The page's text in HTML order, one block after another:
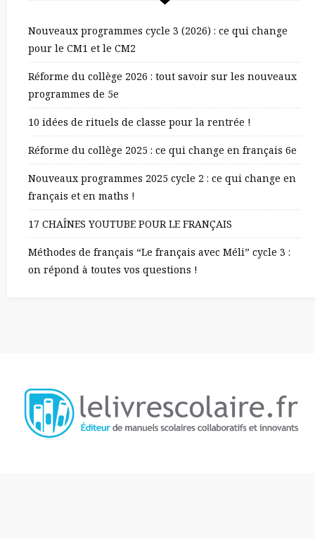
Nouveaux programmes cycle 3 (2026) : ce qui change
pour le CM1 et le CM2
Réforme du collège 2026 : tout savoir sur les nouveaux
programmes de 5e
10 idées de rituels de classe pour la rentrée !
Réforme du collège 2025 : ce qui change en français 6e
Nouveaux programmes 2025 cycle 2 : ce qui change en
français et en maths !
17 CHAÎNES YOUTUBE POUR LE FRANÇAIS
Méthodes de français “Le français avec Méli” cycle 3 :
on répond à toutes vos questions !